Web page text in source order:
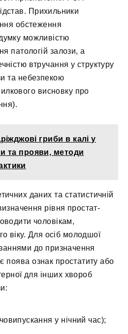
Прихильники
обстеження
можливістю
патологій залози, а
втручання у структуру
та небезпекою
висновку про
гриби в калі у
та прояви, методи
даних та статистичній
рівня простат-
чоловікам,
віку. Для осіб молодшої
до призначення
поява ознак простатиту або
для інших хвороб
у нічний час);